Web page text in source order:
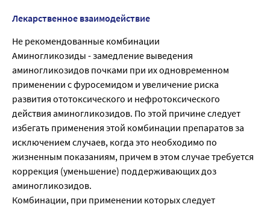
Лекарственное взаимодействие
Не рекомендованные комбинации
Аминогликозиды - замедление выведения
аминогликозидов почками при их одновременном
применении с фуросемидом и увеличение риска
развития ототоксического и нефротоксического
действия аминогликозидов. По этой причине следует
избегать применения этой комбинации препаратов за
исключением случаев, когда это необходимо по
жизненным показаниям, причем в этом случае требуется
коррекция (уменьшение) поддерживающих доз
аминогликозидов.
Комбинации, при применении которых следует